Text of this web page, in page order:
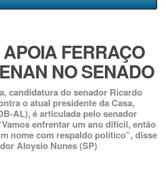
FERRAÇO
NO SENADO
candidatura do senador Ricardo
o atual presidente da Casa,
AL), é articulada pelo senador
enfrentar um ano difícil, então
nome com respaldo político”, disse
Aloysio Nunes (SP)